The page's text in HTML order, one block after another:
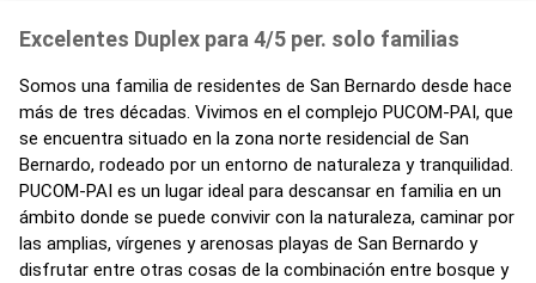
Excelentes Duplex para 4/5 per. solo familias
Somos una familia de residentes de San Bernardo desde hace
más de tres décadas. Vivimos en el complejo PUCOM-PAI, que
se encuentra situado en la zona norte residencial de San
Bernardo, rodeado por un entorno de naturaleza y tranquilidad.
PUCOM-PAI es un lugar ideal para descansar en familia en un
ámbito donde se puede convivir con la naturaleza, caminar por
las amplias, vírgenes y arenosas playas de San Bernardo y
disfrutar entre otras cosas de la combinación entre bosque y